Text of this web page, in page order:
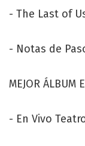
- The Last of
- Notas de
MEJOR ÁLBUM
- En Vivo